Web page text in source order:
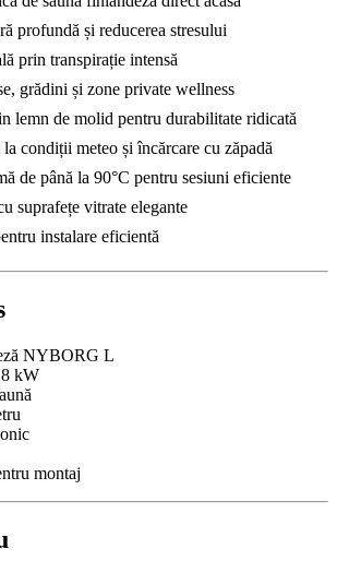
profundă și reducerea stresului
prin transpirație intensă
grădini și zone private wellness
lemn de molid pentru durabilitate ridicată
condiții meteo și încărcare cu zăpadă
de până la 90°C pentru sesiuni eficiente
suprafețe vitrate elegante
instalare eficientă
NYBORG L
8 kW
montaj